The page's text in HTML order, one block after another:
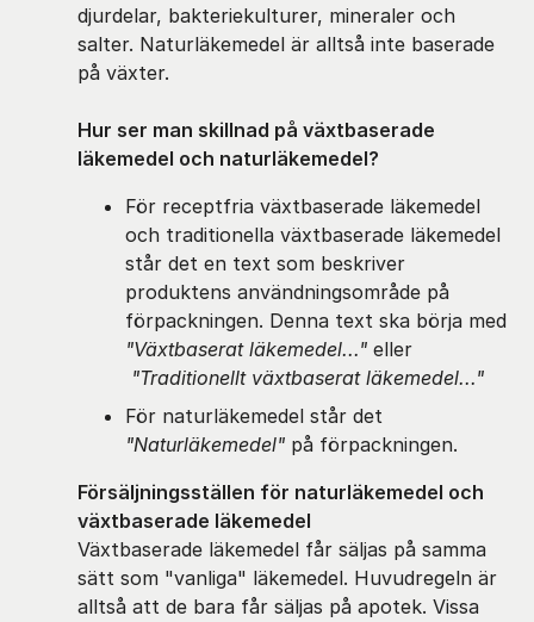
djurdelar, bakteriekulturer, mineraler och
salter. Naturläkemedel är alltså inte baserade
på växter.
Hur ser man skillnad på växtbaserade
läkemedel och naturläkemedel?
För receptfria växtbaserade läkemedel
och traditionella växtbaserade läkemedel
står det en text som beskriver
produktens användningsområde på
förpackningen. Denna text ska börja med
"Växtbaserat läkemedel..." eller
"Traditionellt växtbaserat läkemedel..."
För naturläkemedel står det
"Naturläkemedel" på förpackningen.
Försäljningsställen för naturläkemedel och
växtbaserade läkemedel
Växtbaserade läkemedel får säljas på samma
sätt som "vanliga" läkemedel. Huvudregeln är
alltså att de bara får säljas på apotek. Vissa